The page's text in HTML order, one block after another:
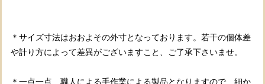
＊サイズ寸法はおおよその外寸となっております。若干の個体差
や計り方によって差異がございますこと、ご了承下さいませ。
＊一点一点、職人による手作業による製品となりますので、細か